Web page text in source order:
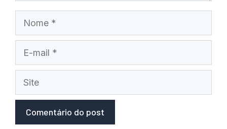
Nome
mail
Site